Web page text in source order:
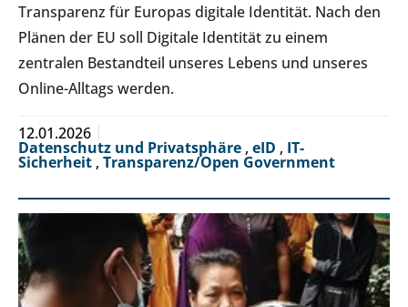
Transparenz für Europas digitale Identität. Nach den
Plänen der EU soll Digitale Identität zu einem
zentralen Bestandteil unseres Lebens und unseres
Online-Alltags werden.
12.01.2026
Datenschutz und Privatsphäre , eID , IT-
Sicherheit , Transparenz/Open Government